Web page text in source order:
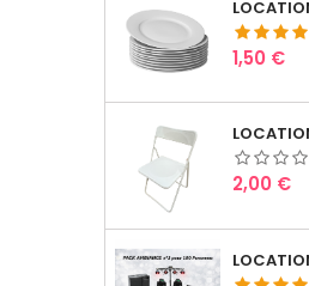
Prix
1,50 €
Prix
2,00 €